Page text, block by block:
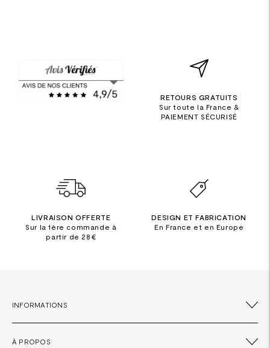
RETOURS GRATUITS
Sur toute la France &
PAIEMENT SÉCURISÉ
LIVRAISON OFFERTE
Sur la 1ère commande à
partir de 28€
DESIGN ET FABRICATION
En France et en Europe
INFORMATIONS
À PROPOS